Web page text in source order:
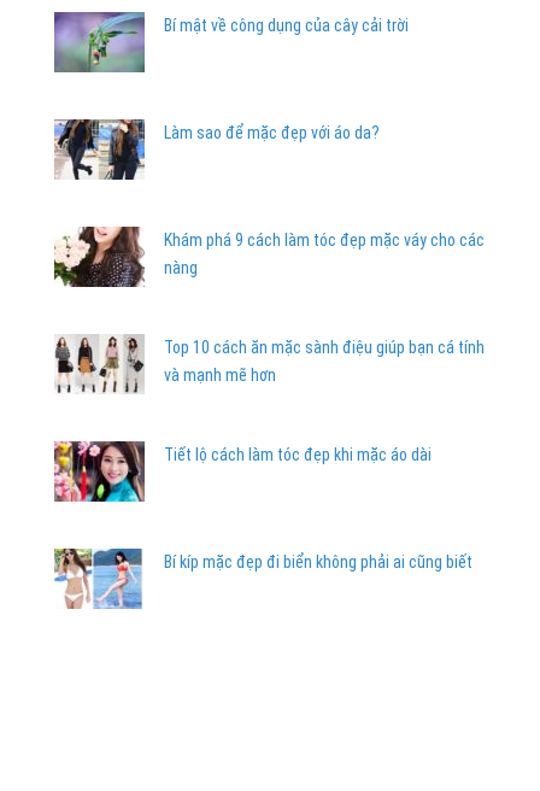
Bí mật về công dụng của cây cải trời
Làm sao để mặc đẹp với áo da?
Khám phá 9 cách làm tóc đẹp mặc váy cho các
nàng
Top 10 cách ăn mặc sành điệu giúp bạn cá tính
và mạnh mẽ hơn
Tiết lộ cách làm tóc đẹp khi mặc áo dài
Bí kíp mặc đẹp đi biển không phải ai cũng biết